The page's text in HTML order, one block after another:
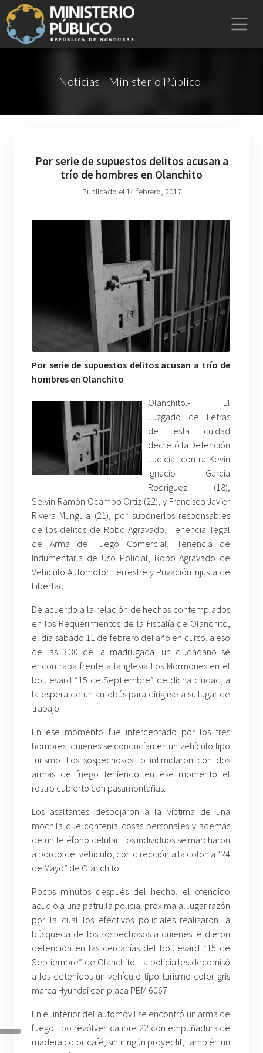
Noticias | Ministerio Público
Por serie de supuestos delitos acusan a
trío de hombres en Olanchito
Publicado el 14 febrero, 2017
Por serie de supuestos delitos acusan a trío de
hombres en Olanchito
Olanchito.- El
Juzgado de Letras
de esta cuidad
decretó la Detención
Judicial contra Kevin
Ignacio García
Rodríguez (18),
Selvin Ramón Ocampo Ortiz (22), y Francisco Javier
Rivera Munguía (21), por suponerlos responsables
de los delitos de Robo Agravado, Tenencia Ilegal
de Arma de Fuego Comercial, Tenencia de
Indumentaria de Uso Policial, Robo Agravado de
Vehículo Automotor Terrestre y Privación Injusta de
Libertad.
De acuerdo a la relación de hechos contemplados
en los Requerimientos de la Fiscalía de Olanchito,
el día sábado 11 de febrero del año en curso, a eso
de las 3:30 de la madrugada, un ciudadano se
encontraba frente a la iglesia Los Mormones en el
boulevard “15 de Septiembre” de dicha ciudad, a
la espera de un autobús para dirigirse a su lugar de
trabajo.
En ese momento fue interceptado por los tres
hombres, quienes se conducían en un vehículo tipo
turismo. Los sospechosos lo intimidaron con dos
armas de fuego teniendo en ese momento el
rostro cubierto con pasamontañas.
Los asaltantes despojaron a la víctima de una
mochila que contenía cosas personales y además
de un teléfono celular. Los individuos se marcharon
a bordo del vehículo, con dirección a la colonia “24
de Mayo” de Olanchito.
Pocos minutos después del hecho, el ofendido
acudió a una patrulla policial próxima al lugar razón
por la cual los efectivos policiales realizaron la
búsqueda de los sospechosos a quienes le dieron
detención en las cercanías del boulevard “15 de
Septiembre” de Olanchito. La policía les decomisó
a los detenidos un vehículo tipo turismo color gris
marca Hyundai con placa PBM 6067.
En el interior del automóvil se encontró un arma de
fuego tipo revólver, calibre 22 con empuñadura de
madera color café, sin ningún proyectil; también un